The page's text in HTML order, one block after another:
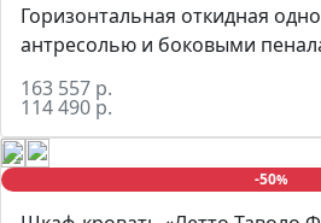
Горизонтальная откидная
антресолью и боковыми
163 557 р.
114 490 р.
-50%